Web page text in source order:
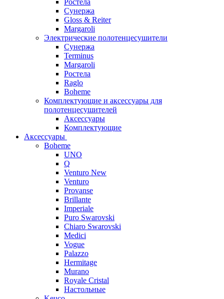
Ростела
Сунержа
Gloss & Reiter
Margaroli
Электрические полотенцесушители
Сунержа
Terminus
Margaroli
Ростела
Raglo
Boheme
Комплектующие и аксессуары для
полотенцесушителей
Аксессуары
Комплектующие
Аксессуары
Boheme
UNO
Q
Venturo New
Venturo
Provanse
Brillante
Imperiale
Puro Swarovski
Chiaro Swarovski
Medici
Vogue
Palazzo
Hermitage
Murano
Royale Cristal
Настольные